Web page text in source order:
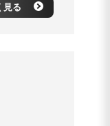
見る